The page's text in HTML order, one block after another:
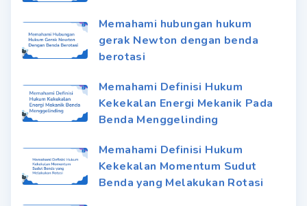
Memahami hubungan hukum
gerak Newton dengan benda
berotasi
Memahami Definisi Hukum
Kekekalan Energi Mekanik Pada
Benda Menggelinding
Memahami Definisi Hukum
Kekekalan Momentum Sudut
Benda yang Melakukan Rotasi